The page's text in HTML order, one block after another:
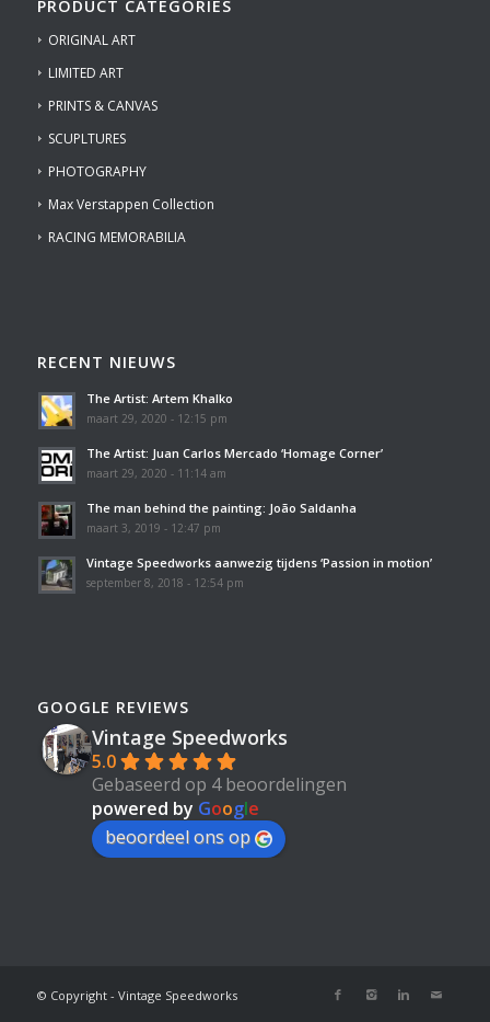
PRODUCT CATEGORIES
ORIGINAL ART
LIMITED ART
PRINTS & CANVAS
SCUPLTURES
PHOTOGRAPHY
Max Verstappen Collection
RACING MEMORABILIA
RECENT NIEUWS
The Artist: Artem Khalko
maart 29, 2020 - 12:15 pm
The Artist: Juan Carlos Mercado ‘Homage Corner’
maart 29, 2020 - 11:14 am
The man behind the painting: João Saldanha
maart 3, 2019 - 12:47 pm
Vintage Speedworks aanwezig tijdens ‘Passion in motion’
september 8, 2018 - 12:54 pm
GOOGLE REVIEWS
Vintage Speedworks
5.0
Gebaseerd op 4 beoordelingen
powered by Google
beoordeel ons op
© Copyright - Vintage Speedworks